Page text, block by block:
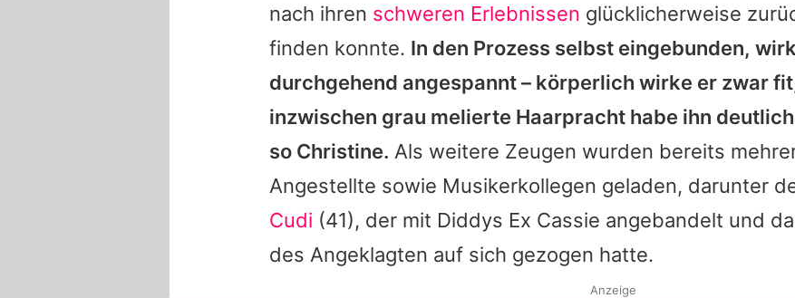
nach ihren schweren Erlebnissen glücklicherweise
finden konnte. In den Prozess selbst eingebunden,
durchgehend angespannt – körperlich wirke er zwar
inzwischen grau melierte Haarpracht habe ihn
so Christine. Als weitere Zeugen wurden bereits
Angestellte sowie Musikerkollegen geladen, darunter
Cudi (41), der mit Diddys Ex Cassie angebandelt und
des Angeklagten auf sich gezogen hatte.
Anzeige